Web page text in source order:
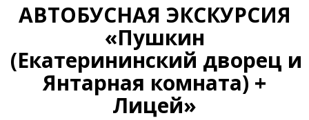
АВТОБУСНАЯ ЭКСКУРСИЯ
«Пушкин
(Екатерининский дворец и
Янтарная комната) +
Лицей»